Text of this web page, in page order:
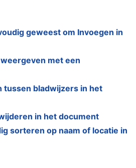
geweest om Invoegen in
met een
tussen bladwijzers in het
in het document
sorteren op naam of locatie in